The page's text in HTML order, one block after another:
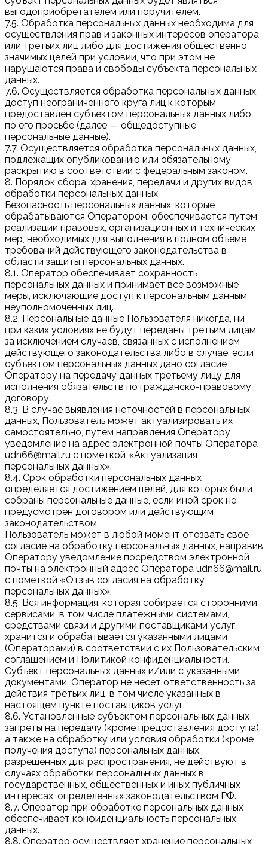
выгодоприобретателем или поручителем.
7.5. Обработка персональных данных необходима для
осуществления прав и законных интересов оператора
или третьих лиц либо для достижения общественно
значимых целей при условии, что при этом не
нарушаются права и свободы субъекта персональных
данных.
7.6. Осуществляется обработка персональных данных,
доступ неограниченного круга лиц к которым
предоставлен субъектом персональных данных либо
по его просьбе (далее — общедоступные
персональные данные).
7.7. Осуществляется обработка персональных данных,
подлежащих опубликованию или обязательному
раскрытию в соответствии с федеральным законом.
8. Порядок сбора, хранения, передачи и других видов
обработки персональных данных
Безопасность персональных данных, которые
обрабатываются Оператором, обеспечивается путем
реализации правовых, организационных и технических
мер, необходимых для выполнения в полном объеме
требований действующего законодательства в
области защиты персональных данных.
8.1. Оператор обеспечивает сохранность
персональных данных и принимает все возможные
меры, исключающие доступ к персональным данным
неуполномоченных лиц.
8.2. Персональные данные Пользователя никогда, ни
при каких условиях не будут переданы третьим лицам,
за исключением случаев, связанных с исполнением
действующего законодательства либо в случае, если
субъектом персональных данных дано согласие
Оператору на передачу данных третьему лицу для
исполнения обязательств по гражданско-правовому
договору.
8.3. В случае выявления неточностей в персональных
данных, Пользователь может актуализировать их
самостоятельно, путем направления Оператору
уведомление на адрес электронной почты Оператора
udn66@mail.ru с пометкой «Актуализация
персональных данных».
8.4. Срок обработки персональных данных
определяется достижением целей, для которых были
собраны персональные данные, если иной срок не
предусмотрен договором или действующим
законодательством.
Пользователь может в любой момент отозвать свое
согласие на обработку персональных данных, направив
Оператору уведомление посредством электронной
почты на электронный адрес Оператора udn66@mail.ru
с пометкой «Отзыв согласия на обработку
персональных данных».
8.5. Вся информация, которая собирается сторонними
сервисами, в том числе платежными системами,
средствами связи и другими поставщиками услуг,
хранится и обрабатывается указанными лицами
(Операторами) в соответствии с их Пользовательским
соглашением и Политикой конфиденциальности.
Субъект персональных данных и/или с указанными
документами. Оператор не несет ответственность за
действия третьих лиц, в том числе указанных в
настоящем пункте поставщиков услуг.
8.6. Установленные субъектом персональных данных
запреты на передачу (кроме предоставления доступа),
а также на обработку или условия обработки (кроме
получения доступа) персональных данных,
разрешенных для распространения, не действуют в
случаях обработки персональных данных в
государственных, общественных и иных публичных
интересах, определенных законодательством РФ.
8.7. Оператор при обработке персональных данных
обеспечивает конфиденциальность персональных
данных.
8.8. Оператор осуществляет хранение персональных